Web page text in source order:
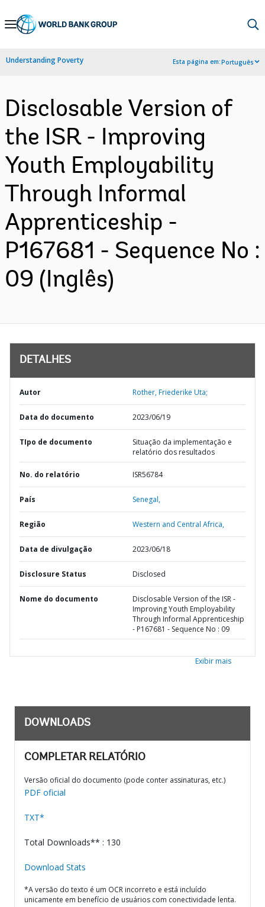
Skip
Navigation
Understanding Poverty Esta página em:Português
Disclosable Version of
the ISR - Improving
Youth Employability
Through Informal
Apprenticeship -
P167681 - Sequence No :
09 (Inglês)
DETALHES
Autor Rother, Friederike Uta;
Data do documento 2023/06/19
TIpo de documento
Situação da implementação e
relatório dos resultados
No. do relatório ISR56784
País Senegal,
Região Western and Central Africa,
Data de divulgação 2023/06/18
Disclosure Status Disclosed
Nome do documento
Disclosable Version of the ISR -
Improving Youth Employability
Through Informal Apprenticeship
- P167681 - Sequence No : 09
Exibir mais
DOWNLOADS
COMPLETAR RELATÓRIO
Versão oficial do documento (pode conter assinaturas, etc.)
PDF oficial
TXT*
Total Downloads** : 130
Download Stats
*A versão do texto é um OCR incorreto e está incluído
unicamente em benefício de usuários com conectividade lenta.